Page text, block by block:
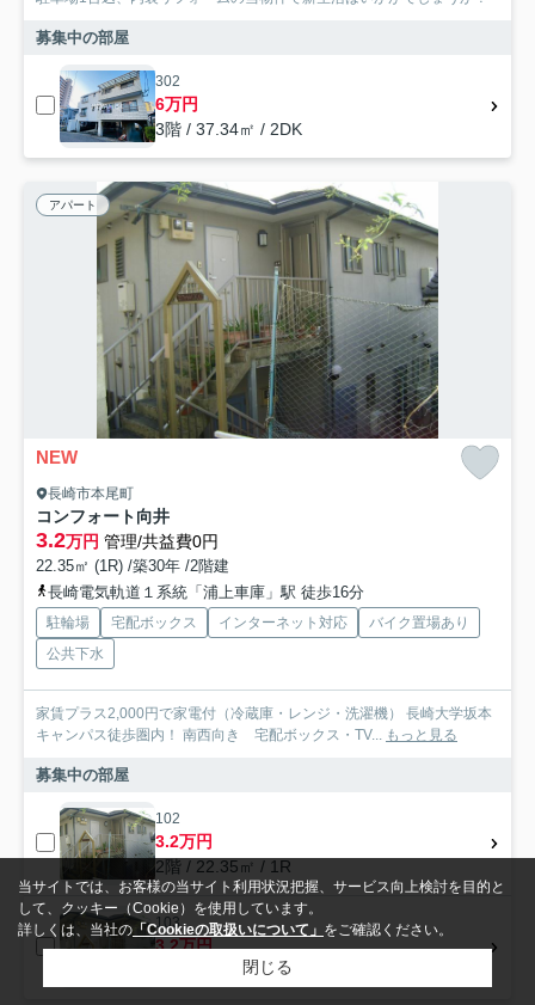
募集中の部屋
302
6万円
3階 / 37.34㎡ / 2DK
アパート
NEW
長崎市本尾町
コンフォート向井
3.2万円 管理/共益費0円
22.35㎡ (1R) /築30年 /2階建
長崎電気軌道１系統「浦上車庫」駅 徒歩16分
駐輪場 宅配ボックス インターネット対応
バイク置場あり
公共下水
家賃プラス2,000円で家電付（冷蔵庫・レンジ・洗濯機） 長崎大学坂本
キャンパス徒歩圏内！ 南西向き 宅配ボックス・TV...
もっと見る
募集中の部屋
102
3.2万円
2階 / 22.35㎡ / 1R
103
3.2万円
2階 / 22.35㎡ / 1R
当サイトでは、お客様の当サイト利用状況把握、サービス向上検討を目的と
して、クッキー（Cookie）を使用しています。
詳しくは、当社の 「Cookieの取扱いについて」 をご確認ください。
閉じる